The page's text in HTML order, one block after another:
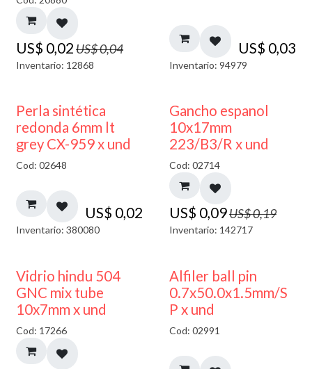
US$ 0,02US$0,04
Inventario: 12868
US$ 0,03
Inventario: 94979
Perla sintética
redonda 6mm lt
grey CX-959 x und
Cod: 02648
US$ 0,02
Inventario: 380080
50% DESCUENTO
Gancho espanol
10x17mm
223/B3/R x und
Cod: 02714
US$ 0,09US$0,19
Inventario: 142717
40% DESCUENTO
Vidrio hindu 504
GNC mix tube
10x7mm x und
Cod: 17266
Alfiler ball pin
0.7x50.0x1.5mm/S
P x und
Cod: 02991